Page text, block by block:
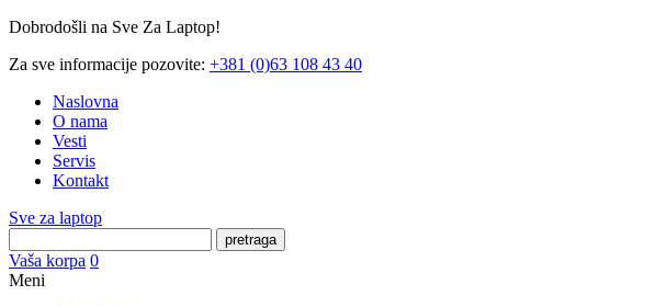
Dobrodošli na Sve Za Laptop!
Za sve informacije pozovite: +381 (0)63 108 43 40
Naslovna
O nama
Vesti
Servis
Kontakt
Sve za laptop
pretraga
Vaša korpa 0
Meni